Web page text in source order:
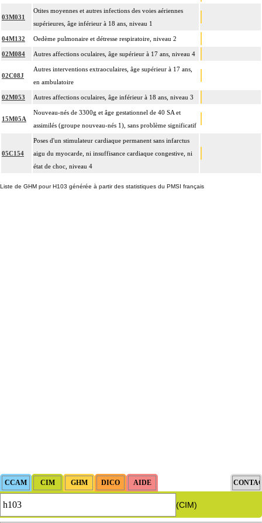
03M031
Otites moyennes et autres infections des voies aériennes
supérieures, âge inférieur à 18 ans, niveau 1
04M132 Oedème pulmonaire et détresse respiratoire, niveau 2
02M084 Autres affections oculaires, âge supérieur à 17 ans, niveau 4
02C08J
Autres interventions extraoculaires, âge supérieur à 17 ans,
en ambulatoire
02M053 Autres affections oculaires, âge inférieur à 18 ans, niveau 3
15M05A
Nouveau-nés de 3300g et âge gestationnel de 40 SA et
assimilés (groupe nouveau-nés 1), sans problème significatif
05C154
Poses d'un stimulateur cardiaque permanent sans infarctus
aigu du myocarde, ni insuffisance cardiaque congestive, ni
état de choc, niveau 4
Liste de GHM pour H103 générée à partir des statistiques du PMSI français
(CIM)